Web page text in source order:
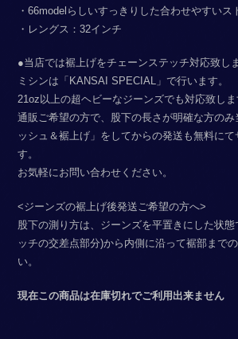
・66modelらしいすっきりした合わせやすいス
・レングス：32インチ
●当店では裾上げをチェーンステッチ対応致し
ミシンは「KANSAI SPECIAL」で行います。
21oz以上の超ヘビーなジーンズでも対応致しま
通販ご希望の方で、股下の長さが明確な方の
ッシュ＆裾上げ」をしてからの発送も無料にて
す。
お気軽にお問い合わせください。
<ジーンズの裾上げ後発送ご希望の方へ>
股下の測り方は、ジーンズを平置きにした状
ッチの交差点部分)から内側に沿って裾部まで
い。
現在この商品は在庫切れでご利用出来ません